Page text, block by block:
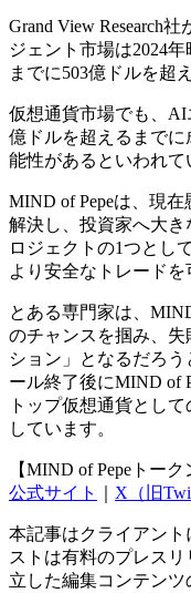
Grand View Research
ジェント市場は2024
までに503億ドルを超
仮想通貨市場でも、
億ドルを超えるまで
能性があるといわれて
MIND of Pepeは、現
解決し、投資家へ大
ロジェクトの1つとし
より安全なトレードを
とある専門家は、
のチャンスを掴み、
ション」となるだろ
ール終了後にMIND of
トップ仮想通貨とし
しています。
【MIND of Pepeトーク
公式サイト
X（旧
本記事はクライアン
ストは有料のプレスリ
立した編集コンテン